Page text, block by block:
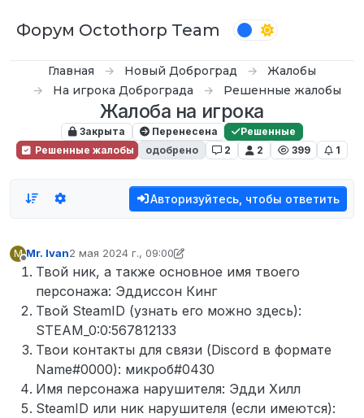
Форум Octothorp Team
Главная Новый Доброград
Жалобы
На игрока Доброграда
Решенные жалобы
Жалоба на игрока
Закрыта Перенесена
Решенные
Решенные жалобы
одобрено 2 2 399 1
Авторизуйтесь, чтобы ответить
M
Не в сети
Mr. Ivan2 мая 2024 г., 09:00
отредактировано waka waka
Твой ник, а также основное имя твоего
персонажа: Эддиссон Кинг
Твой SteamID (узнать его можно здесь):
STEAM_0:0:567812133
Твои контакты для связи (Discord в формате
Name#0000): микроб#0430
Имя персонажа нарушителя: Эдди Хилл
SteamID или ник нарушителя (если имеются):